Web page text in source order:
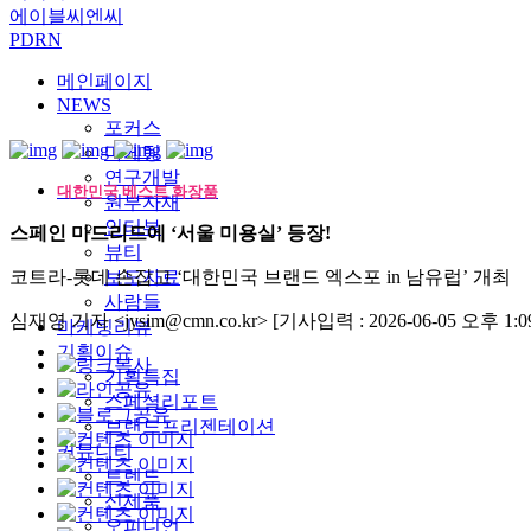
에이블씨엔씨
PDRN
메인페이지
NEWS
포커스
마케팅
연구개발
원부자재
인터뷰
뷰티
보도자료
사람들
마케팅리뷰
기획이슈
기획특집
스페셜리포트
브랜드프리젠테이션
커뮤니티
트렌드
신제품
오피니언
대한민국 베스트 화장품
스페인 마드리드에 ‘서울 미용실’ 등장!
코트라-롯데 손잡고 ‘대한민국 브랜드 엑스포 in 남유럽’ 개최
심재영 기자 <jysim@cmn.co.kr> [기사입력 : 2026-06-05 오후